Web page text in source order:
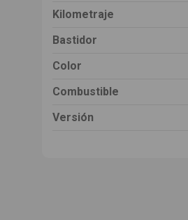
Kilometraje
Bastidor
Color
Combustible
Versión